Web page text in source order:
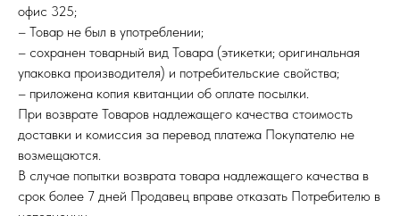
офис 325;
– Товар не был в употреблении;
– сохранен товарный вид Товара (этикетки; оригинальная
упаковка производителя) и потребительские свойства;
– приложена копия квитанции об оплате посылки.
При возврате Товаров надлежащего качества стоимость
доставки и комиссия за перевод платежа Покупателю не
возмещаются.
В случае попытки возврата товара надлежащего качества в
срок более 7 дней Продавец вправе отказать Потребителю в